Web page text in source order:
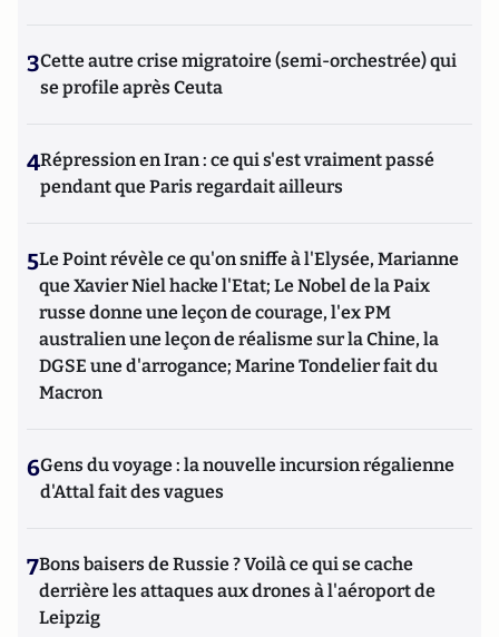
3Cette autre crise migratoire (semi-orchestrée) qui
se profile après Ceuta
4Répression en Iran : ce qui s'est vraiment passé
pendant que Paris regardait ailleurs
5Le Point révèle ce qu'on sniffe à l'Elysée, Marianne
que Xavier Niel hacke l'Etat; Le Nobel de la Paix
russe donne une leçon de courage, l'ex PM
australien une leçon de réalisme sur la Chine, la
DGSE une d'arrogance; Marine Tondelier fait du
Macron
6Gens du voyage : la nouvelle incursion régalienne
d'Attal fait des vagues
7Bons baisers de Russie ? Voilà ce qui se cache
derrière les attaques aux drones à l'aéroport de
Leipzig